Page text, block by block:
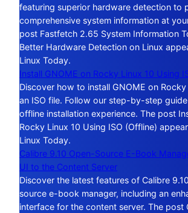
featuring superior hardware detection to
comprehensive system information at
post Fastfetch 2.65 System Information
Better Hardware Detection on Linux
Linux Today.
Install GNOME on Rocky Linux 10 Using
Discover how to install GNOME on Rocky
an ISO file. Follow our step-by-step
offline installation experience. The post
Rocky Linux 10 Using ISO (Offline)
Linux Today.
Calibre 9.10 Open-Source E-Book
UI to the Content Server
Discover the latest features of Calibre
source e-book manager, including an
interface for the content server. The post